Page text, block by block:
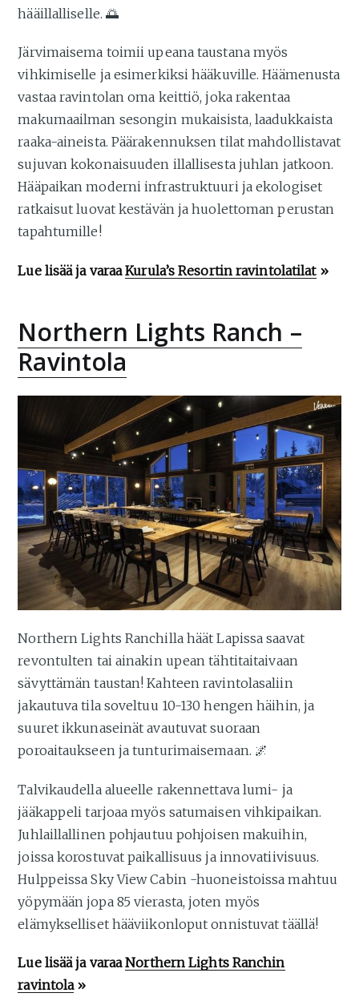
hääillalliselle. 🌅
Järvimaisema toimii upeana taustana myös
vihkimiselle ja esimerkiksi hääkuville. Häämenusta
vastaa ravintolan oma keittiö, joka rakentaa
makumaailman sesongin mukaisista, laadukkaista
raaka-aineista. Päärakennuksen tilat mahdollistavat
sujuvan kokonaisuuden illallisesta juhlan jatkoon.
Hääpaikan moderni infrastruktuuri ja ekologiset
ratkaisut luovat kestävän ja huolettoman perustan
tapahtumille!
Lue lisää ja varaaKurula’s Resortin ravintolatilat»
Northern Lights Ranch –
Ravintola
Northern Lights Ranchilla häät Lapissa saavat
revontulten tai ainakin upean tähtitaitaivaan
sävyttämän taustan! Kahteen ravintolasaliin
jakautuva tila soveltuu 10-130 hengen häihin, ja
suuret ikkunaseinät avautuvat suoraan
poroaitaukseen ja tunturimaisemaan. 🌌
Talvikaudella alueelle rakennettava lumi- ja
jääkappeli tarjoaa myös satumaisen vihkipaikan.
Juhlaillallinen pohjautuu pohjoisen makuihin,
joissa korostuvat paikallisuus ja innovatiivisuus.
Hulppeissa Sky View Cabin -huoneistoissa mahtuu
yöpymään jopa 85 vierasta, joten myös
elämykselliset hääviikonloput onnistuvat täällä!
Lue lisää ja varaaNorthern Lights Ranchin
ravintola»